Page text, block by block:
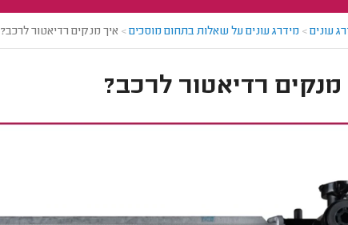
עונים> מידרג עונים על שאלות בתחום מוסכים> איך מנקים רדיאטור לרכב?
מנקים רדיאטור לרכב?